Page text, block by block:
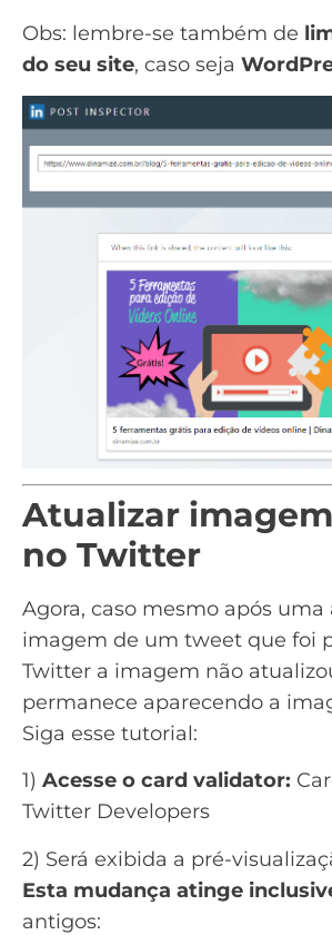
Obs: lembre-se também de
do seu site, caso seja
Atualizar
no Twitter
Agora, caso mesmo após uma
imagem de um tweet que foi
Twitter a imagem não
permanece aparecendo a
Siga esse tutorial:
1) Acesse o card validator:
Twitter Developers
2) Será exibida a pré-
Esta mudança atinge
antigos: